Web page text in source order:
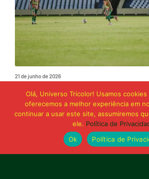
21 de junho de 2026
e buscará reação em Macapá
Olá, Universo Tricolor! Usamos
oferecemos a melhor experiência em
continuar a usar este site, assumiremos
ele. Política de
Ok
Política de